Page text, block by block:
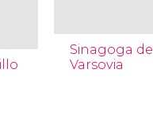
Sinagoga de
Varsovia